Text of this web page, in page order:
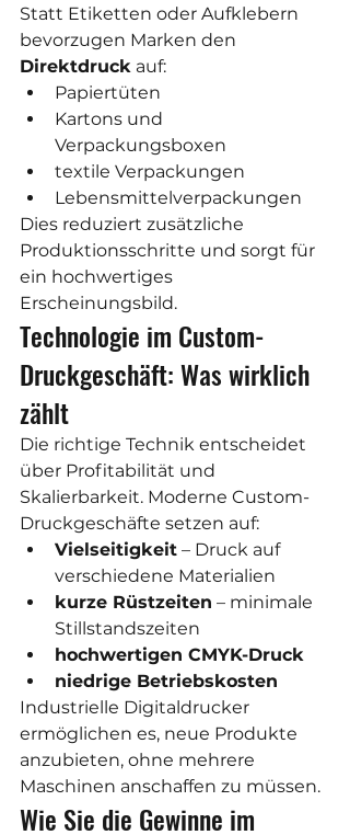
Statt Etiketten oder Aufklebern
bevorzugen Marken den
Direktdruck auf:
Papiertüten
Kartons und
Verpackungsboxen
textile Verpackungen
Lebensmittelverpackungen
Dies reduziert zusätzliche
Produktionsschritte und sorgt für
ein hochwertiges
Erscheinungsbild.
Technologie im Custom-
Druckgeschäft: Was wirklich
zählt
Die richtige Technik entscheidet
über Profitabilität und
Skalierbarkeit. Moderne Custom-
Druckgeschäfte setzen auf:
Vielseitigkeit – Druck auf
verschiedene Materialien
kurze Rüstzeiten – minimale
Stillstandszeiten
hochwertigen CMYK-Druck
niedrige Betriebskosten
Industrielle Digitaldrucker
ermöglichen es, neue Produkte
anzubieten, ohne mehrere
Maschinen anschaffen zu müssen.
Wie Sie die Gewinne im